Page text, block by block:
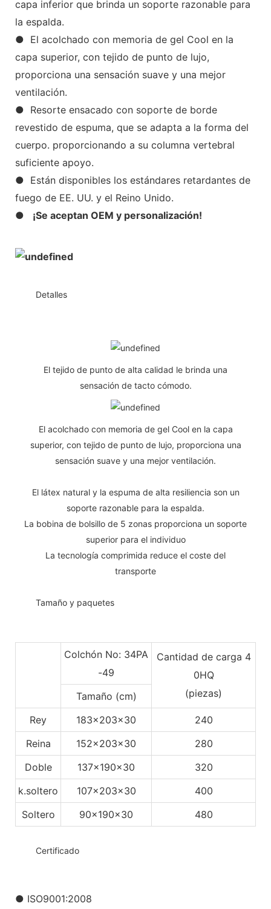
capa inferior que brinda un soporte razonable para
la espalda.
● El acolchado con memoria de gel Cool en la
capa superior, con tejido de punto de lujo,
proporciona una sensación suave y una mejor
ventilación.
● Resorte ensacado con soporte de borde
revestido de espuma, que se adapta a la forma del
cuerpo. proporcionando a su columna vertebral
suficiente apoyo.
● Están disponibles los estándares retardantes de
fuego de EE. UU. y el Reino Unido.
●
¡Se aceptan OEM y personalización!
Detalles
El tejido de punto de alta calidad le brinda una
sensación de tacto cómodo.
El acolchado con memoria de gel Cool en la capa
superior, con tejido de punto de lujo, proporciona una
sensación suave y una mejor ventilación.
El látex natural y la espuma de alta resiliencia son un
soporte razonable para la espalda.
La bobina de bolsillo de 5 zonas proporciona un soporte
superior para el individuo
La tecnología comprimida reduce el coste del
transporte
Tamaño y paquetes
Colchón No: 34PA
-49
Cantidad de carga 4
0HQ
(piezas)
Tamaño (cm)
Rey
183x203x30
240
Reina
152x203x30
280
Doble
137x190x30
320
k.soltero
107x203x30
400
Soltero
90x190x30 480
Certificado
● ISO9001:2008